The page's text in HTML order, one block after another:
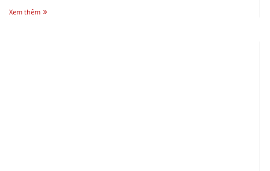
Hoàn Mỹ đã một lần nữa thành công trong việc khai thác
Xem thêm